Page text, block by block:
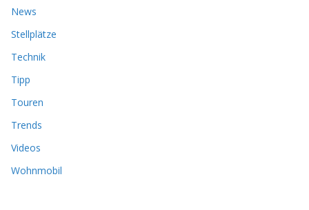
News
Stellplätze
Technik
Tipp
Touren
Trends
Videos
Wohnmobil